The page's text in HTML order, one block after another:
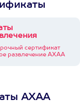
сертификат
развлечение АХАА
АХАА